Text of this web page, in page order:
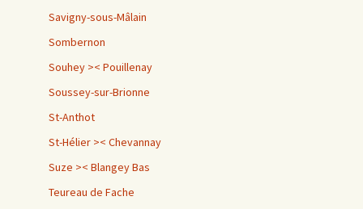
Savigny-sous-Mâlain
Sombernon
Souhey >< Pouillenay
Soussey-sur-Brionne
St-Anthot
St-Hélier >< Chevannay
Suze >< Blangey Bas
Teureau de Fache